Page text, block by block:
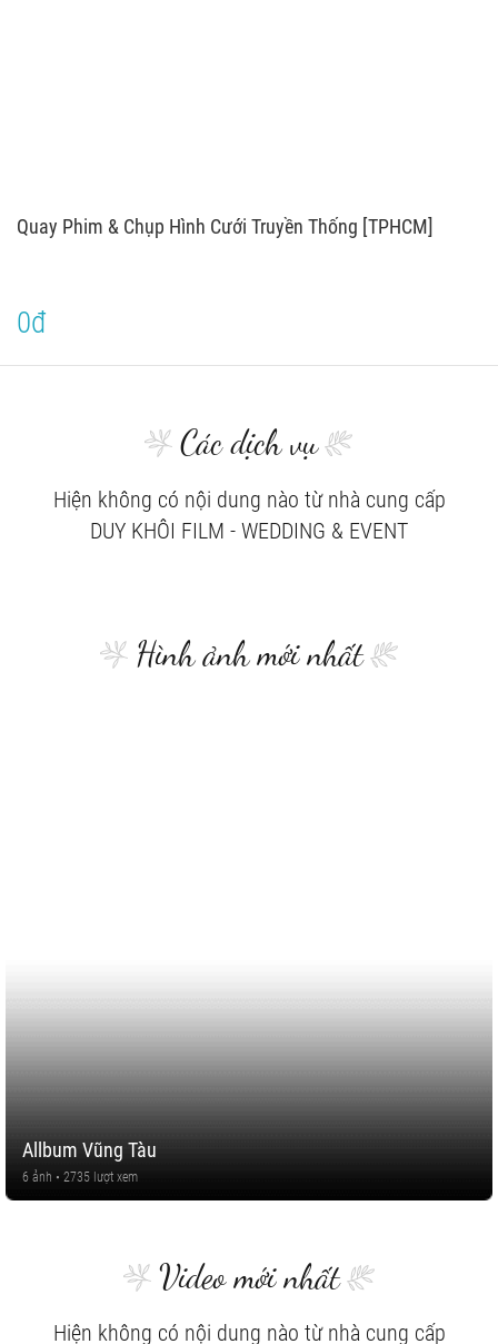
Quay Phim & Chụp Hình Cưới Truyền Thống [TPHCM]
0đ
Các dịch vụ
Hiện không có nội dung nào từ nhà cung cấp
DUY KHÔI FILM - WEDDING & EVENT
Hình ảnh mới nhất
Allbum Vũng Tàu
6 ảnh • 2735 lượt xem
Video mới nhất
Hiện không có nội dung nào từ nhà cung cấp